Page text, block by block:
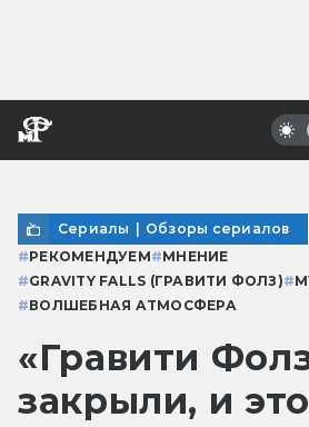
Сериалы | Обзоры сериалов
#РЕКОМЕНДУЕМ#МНЕНИЕ
#GRAVITY FALLS (ГРАВИТИ ФОЛЗ)#
#ВОЛШЕБНАЯ АТМОСФЕРА
«Гравити
закрыли, и